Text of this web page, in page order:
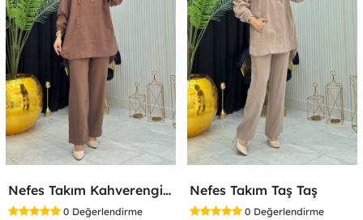
Nefes Takım Kahverengi Kahverengi
0 Değerlendirme
Nefes Takım Taş Taş
0 Değerlendirme